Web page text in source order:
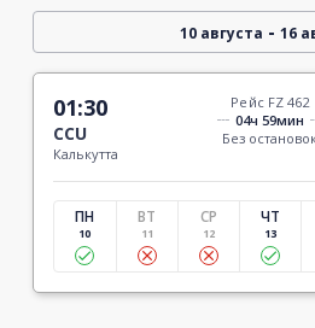
10 августа - 16
01:30
CCU
Калькутта
Рейс FZ 462
04ч 59мин
Без остановок
ПН
10
ВТ
11
СР
12
ЧТ
13